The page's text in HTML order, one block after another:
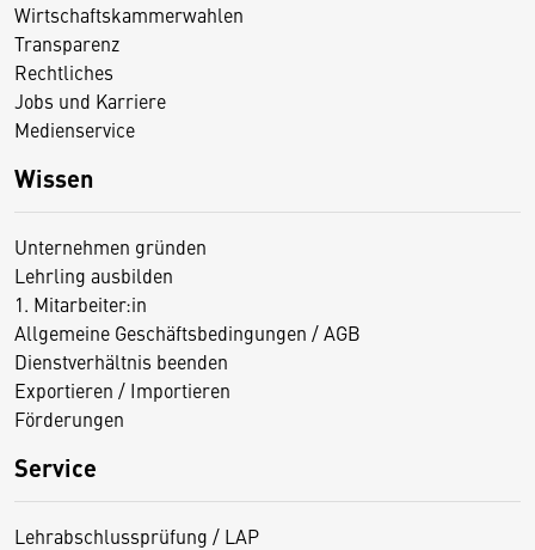
Wirtschaftskammerwahlen
Transparenz
Rechtliches
Jobs und Karriere
Medienservice
Wissen
Unternehmen gründen
Lehrling ausbilden
1. Mitarbeiter:in
Allgemeine Geschäftsbedingungen / AGB
Dienstverhältnis beenden
Exportieren / Importieren
Förderungen
Service
Lehrabschlussprüfung / LAP